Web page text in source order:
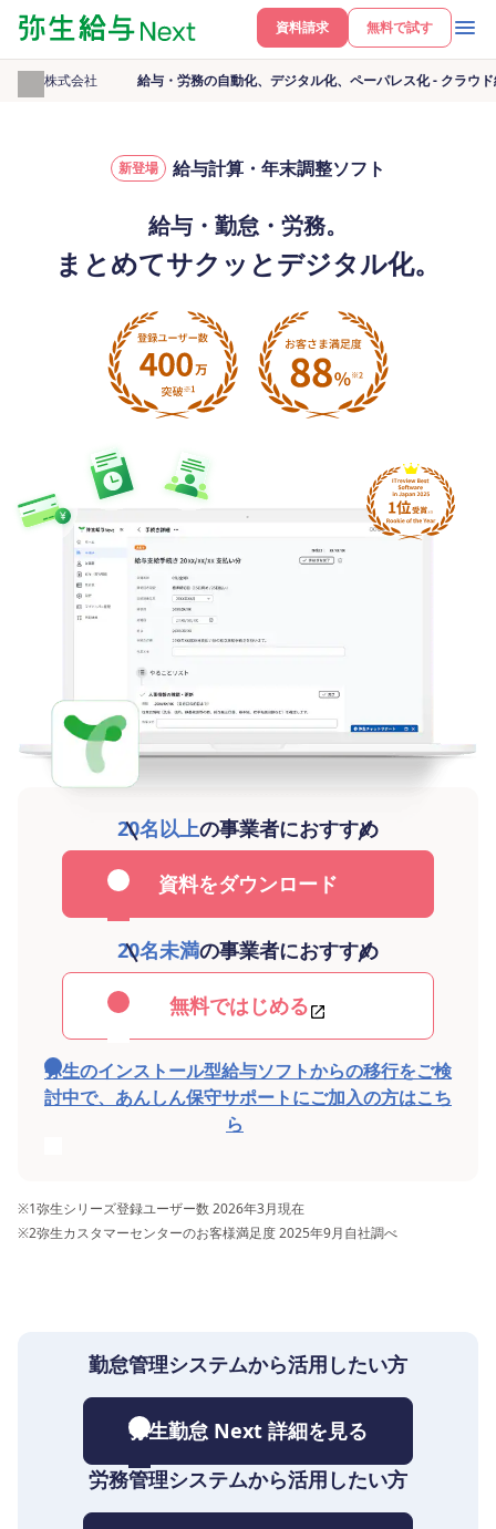
資料請求 無料で試す
弥生株式会社 給与・労務の自動化、デジタル化、ペーパレス化 - クラウ
新登場 給与計算・年末調整ソフト
給与・勤怠・労務。
まとめてサクッとデジタル化。
20名以上の事業者におすすめ
資料をダウンロード
20名未満の事業者におすすめ
無料ではじめる
弥生のインストール型給与ソフトからの移行をご検
討中で、あんしん保守サポートにご加入の方はこち
ら
※1弥生シリーズ登録ユーザー数 2026年3月現在
※2弥生カスタマーセンターのお客様満足度 2025年9月自社調べ
勤怠管理システムから活用したい方
弥生勤怠 Next 詳細を見る
労務管理システムから活用したい方